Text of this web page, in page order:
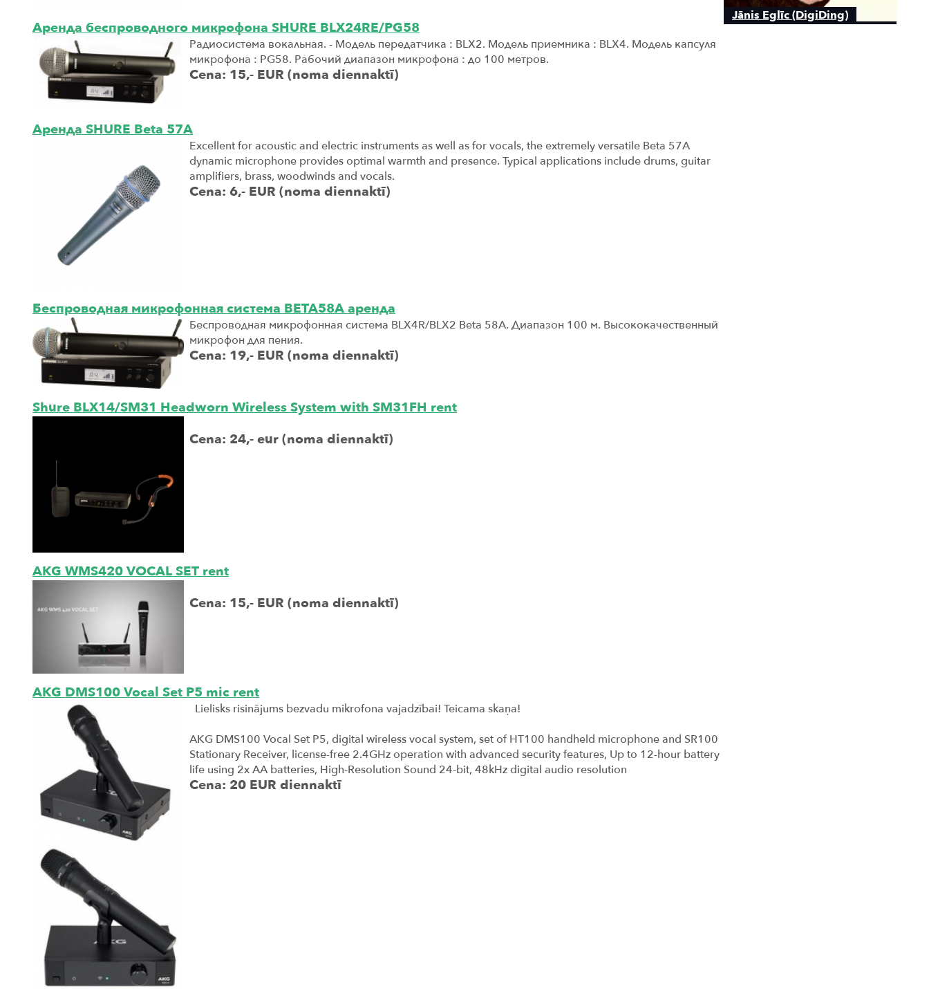
Аренда беспроводного микрофона SHURE BLX24RE/PG58
Pадиосистема вокальная. - Модель передатчика : ВLX2. Модель приемника : BLX4. Модель капсуля
микрофона : PG58. Рабочий диапазон микрофона : до 100 метров.
Cena: 15,- EUR (noma diennaktī)
Aренда SHURE Beta 57A
Excellent for acoustic and electric instruments as well as for vocals, the extremely versatile Beta 57A
dynamic microphone provides optimal warmth and presence. Typical applications include drums, guitar
amplifiers, brass, woodwinds and vocals.
Cena: 6,- EUR (noma diennaktī)
Беспроводная микрофонная система BETA58A арендa
Беспроводная микрофонная система BLX4R/BLX2 Beta 58A. Диапазон 100 м. Высококачественный
микрофон для пения.
Cena: 19,- EUR (noma diennaktī)
Shure BLX14/SM31 Headworn Wireless System with SM31FH rent
Cena: 24,- eur (noma diennaktī)
AKG WMS420 VOCAL SET rent
Cena: 15,- EUR (noma diennaktī)
AKG DMS100 Vocal Set P5 mic rent
Lielisks risinājums bezvadu mikrofona vajadzībai! Teicama skaņa!
AKG DMS100 Vocal Set P5, digital wireless vocal system, set of HT100 handheld microphone and SR100
Stationary Receiver, license-free 2.4GHz operation with advanced security features, Up to 12-hour battery
life using 2x AA batteries, High-Resolution Sound 24-bit, 48kHz digital audio resolution
Cena: 20 EUR diennaktī
Jānis Eglīc (DigiDing)